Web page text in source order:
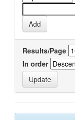
Results/Page
In order